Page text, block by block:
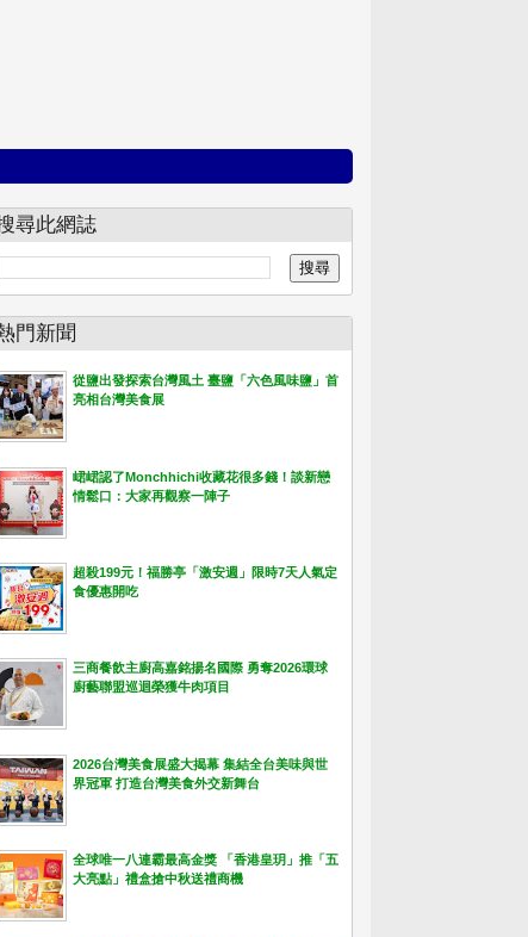
尋此網誌
門新聞
從鹽出發探索台灣風土 臺鹽「六色風味鹽」首
亮相台灣美食展
峮峮認了Monchhichi收藏花很多錢！談新戀
情鬆口：大家再觀察一陣子
超殺199元！福勝亭「激安週」限時7天人氣定
食優惠開吃
三商餐飲主廚高嘉銘揚名國際 勇奪2026環球
廚藝聯盟巡迴榮獲牛肉項目
2026台灣美食展盛大揭幕 集結全台美味與世
界冠軍 打造台灣美食外交新舞台
全球唯一八連霸最高金獎 「香港皇玥」推「五
大亮點」禮盒搶中秋送禮商機